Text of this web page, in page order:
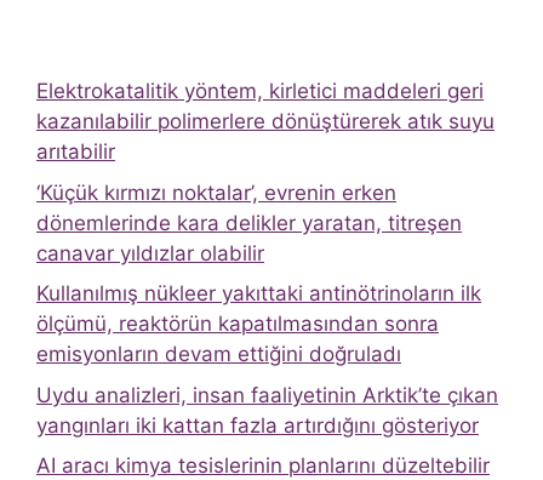
Elektrokatalitik yöntem, kirletici maddeleri geri
kazanılabilir polimerlere dönüştürerek atık suyu
arıtabilir
‘Küçük kırmızı noktalar’, evrenin erken
dönemlerinde kara delikler yaratan, titreşen
canavar yıldızlar olabilir
Kullanılmış nükleer yakıttaki antinötrinoların ilk
ölçümü, reaktörün kapatılmasından sonra
emisyonların devam ettiğini doğruladı
Uydu analizleri, insan faaliyetinin Arktik’te çıkan
yangınları iki kattan fazla artırdığını gösteriyor
AI aracı kimya tesislerinin planlarını düzeltebilir